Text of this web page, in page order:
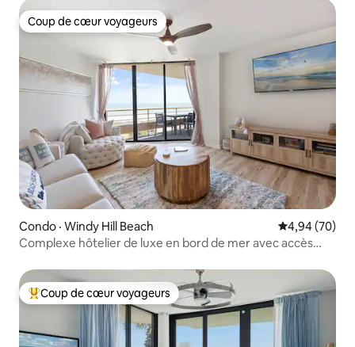
Coup de cœur voyageurs
Coup de cœur voyageurs
Condo · Windy Hill Beach Note
4,94 (70)
Complexe hôtelier de luxe en bord de mer avec accès
Coup de cœur voyageurs parmi les plus aimés
Coup de cœur voyageurs